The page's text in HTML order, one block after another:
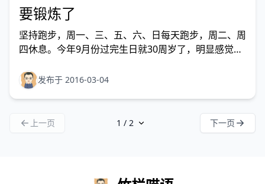
要锻炼了
坚持跑步，周一、三、五、六、日每天跑步，周二、周
四休息。今年9月份过完生日就30周岁了，明显感觉到
公，没有什么体力劳动。回家休息的时候也没有什么体
育运动，依然使用电子设备休闲。是时候改变一下了。
发布于 2016-03-04
上一页 下一页